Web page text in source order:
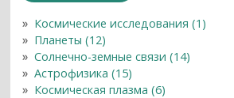
Космические исследования (1)
Планеты (12)
Солнечно-земные связи (14)
Астрофизика (15)
Космическая плазма (6)